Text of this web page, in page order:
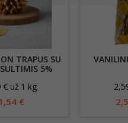
TRAPUS SU
5%
€ už 1 kg
€